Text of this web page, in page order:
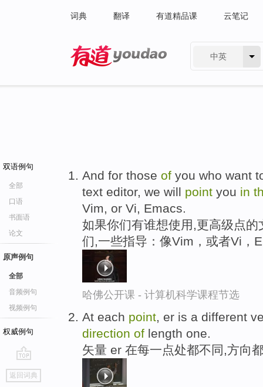
词典 翻译 有道精品课 云笔记
中英
双语例句
全部
口语
书面语
论文
原声例句
全部
音频例句
视频例句
权威例句
go
top
返回词典
And for those of you who want
text editor, we will point you in
Vim, or Vi, Emacs.
如果你们有谁想使用,更高级点
们,一些指导：像Vim，或者Vi，
哈佛公开课 - 计算机科学课程节选
At each point, er is a different
direction of length one.
矢量 er 在每一点处都不同,方向